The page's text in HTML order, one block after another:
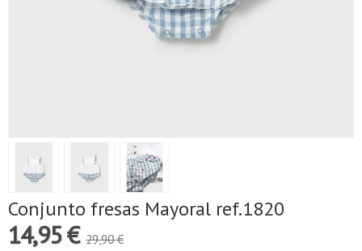
Conjunto fresas Mayoral ref.1820
14,95 € 29,90 €